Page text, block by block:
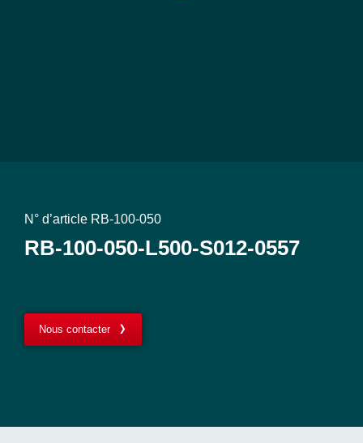
N° d’article RB-100-050
RB-100-050-L500-S012-0557
Nous contacter